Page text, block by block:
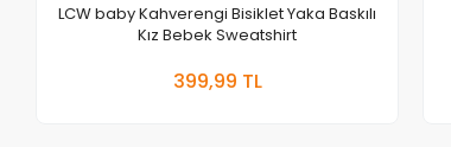
LCW baby Kahverengi Bisiklet Yaka Baskılı
Kız Bebek Sweatshirt
399,99 TL